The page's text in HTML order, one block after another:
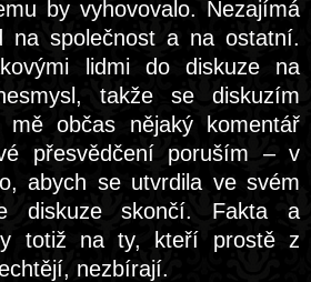
by vyhovovalo. Nezajímá
na společnost a na ostatní.
lidmi do diskuze na
takže se diskuzím
mě občas nějaký komentář
přesvědčení poruším – v
abych se utvrdila ve svém
diskuze skončí. Fakta a
totiž na ty, kteří prostě z
nezbírají.